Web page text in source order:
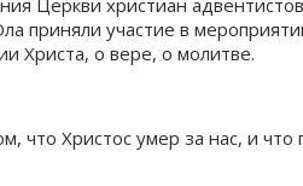
участие в
Христа, о вере, о молитве.
Христос умер за нас, и